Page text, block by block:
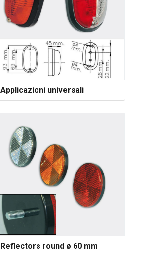
Applicazioni universali
Reflectors round ø 60 mm